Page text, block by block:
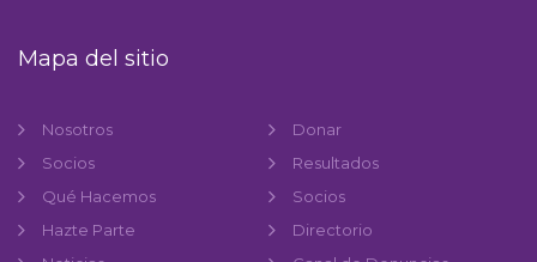
Mapa del sitio
Nosotros
Socios
Qué Hacemos
Hazte Parte
Donar
Resultados
Socios
Directorio